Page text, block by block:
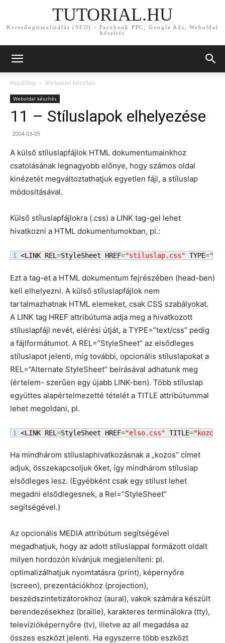
TUTORIAL.HU
Keresőoptimalizálás (SEO) - Facebook PPC, Google Ads, Weboldal
készítés
Kezdőlap Weboldal készítés
Weboldal készítés
11 – Stíluslapok elhelyezése
2004-03-05
A külső stíluslapfájlok HTML dokumentumainkhoz
csatolásának legnagyobb előnye, hogy számos oldal
kinézetét megváltoztathatjuk egyetlen fájl, a stíluslap
módosításával.
Külső stíluslapfájlokra (.css) a LINK tag-gel lehet
hivatkozni a HTML dokumentumokban, pl.:
<LINK REL =StyleSheet HREF="stiluslap.css" TYPE=
Ezt a tag-et a HTML dokumentum fejrészében (head-ben)
kell elhelyezni. A külső stíluslapfájlok nem
tartalmazhatnak HTML elemeket, csak CSS szabályokat.
A LINK tag HREF attribútuma adja meg a hivatkozott
stíluslapfájl nevét, elérési útját, a TYPE=”text/css” pedig
a fájlformátumot. A REL=”StyleSheet” az elsődleges
stíluslapot jelenti, míg további, opcionális stíluslapokat a
REL=”Alternate StyleSheet” beírásával adhatunk meg
(értelem- szerűen egy újabb LINK-ben). Több stíluslap
együttes alapértelmezetté tételét a TITLE attribútummal
lehet megoldani, pl.
<LINK REL =StyleSheet HREF="elso.css" TITLE="kozos"
Ha mindhárom stíluslaphivatkozásnak a „kozos” címet
adjuk, összekapcsoljuk őket, így mindhárom stíluslap
elsődleges lesz. (Egyébként csak egy stílust lehet
megadni elsődlegesnek, a Rel=”StyleSheet”
segítségével.)
Az opcionális MEDIA attribútum segítségével
megadhatjuk, hogy az adott stíluslappal formázott oldalt
milyen hordozón kívánjuk megjeleníteni: pl.
optimalizálhatjuk nyomtatásra (print), képernyőre
(screen), prezentációkhoz (projection),
beszédszintetizátorokhoz (aural), vakok számára készült
berendezésekhez (braille), karakteres terminálokra (tty),
televízióképernyőre (tv), illetve az all megadása az
összes eszközt jelenti. Ha egyszerre több eszközt